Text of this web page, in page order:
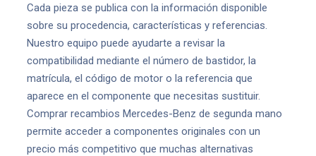
Cada pieza se publica con la información disponible
sobre su procedencia, características y referencias.
Nuestro equipo puede ayudarte a revisar la
compatibilidad mediante el número de bastidor, la
matrícula, el código de motor o la referencia que
aparece en el componente que necesitas sustituir.
Comprar recambios Mercedes-Benz de segunda mano
permite acceder a componentes originales con un
precio más competitivo que muchas alternativas